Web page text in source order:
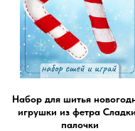
Набор для шитья
игрушки из фетра
палочки